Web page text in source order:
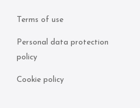
Terms of use
Personal data protection
policy
Cookie policy